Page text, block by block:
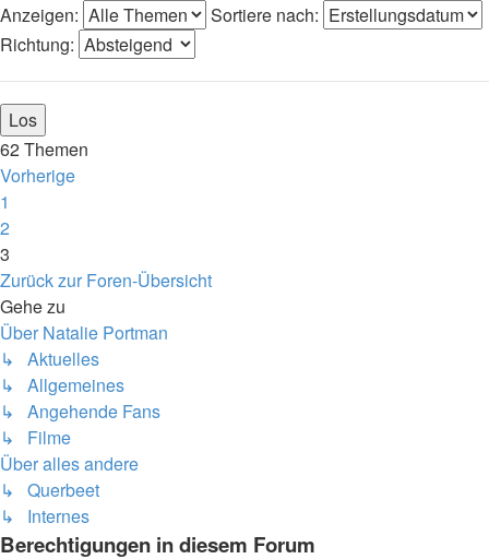
Anzeigen:
Sortiere nach:
Richtung:
62 Themen
Vorherige
1
2
3
Zurück zur Foren-Übersicht
Gehe zu
Über Natalie Portman
↳ Aktuelles
↳ Allgemeines
↳ Angehende Fans
↳ Filme
Über alles andere
↳ Querbeet
↳ Internes
Berechtigungen in diesem Forum